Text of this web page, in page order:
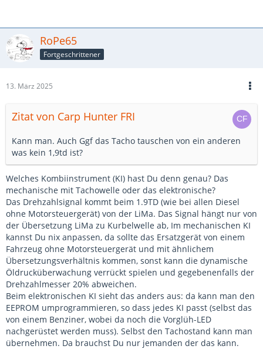
RoPe65
Fortgeschrittener
13. März 2025
Zitat von Carp Hunter FRI
Kann man. Auch Ggf das Tacho tauschen von ein anderen
was kein 1,9td ist?
Welches Kombiinstrument (KI) hast Du denn genau? Das
mechanische mit Tachowelle oder das elektronische?
Das Drehzahlsignal kommt beim 1.9TD (wie bei allen Diesel
ohne Motorsteuergerät) von der LiMa. Das Signal hängt nur von
der Übersetzung LiMa zu Kurbelwelle ab, Im mechanischen KI
kannst Du nix anpassen, da sollte das Ersatzgerät von einem
Fahrzeug ohne Motorsteuergerät und mit ähnlichem
Übersetzungsverhältnis kommen, sonst kann die dynamische
Öldrucküberwachung verrückt spielen und gegebenenfalls der
Drehzahlmesser 20% abweichen.
Beim elektronischen KI sieht das anders aus: da kann man den
EEPROM umprogrammieren, so dass jedes KI passt (selbst das
von einem Benziner, wobei da noch die Vorglüh-LED
nachgerüstet werden muss). Selbst den Tachostand kann man
übernehmen. Da brauchst Du nur jemanden der das kann.